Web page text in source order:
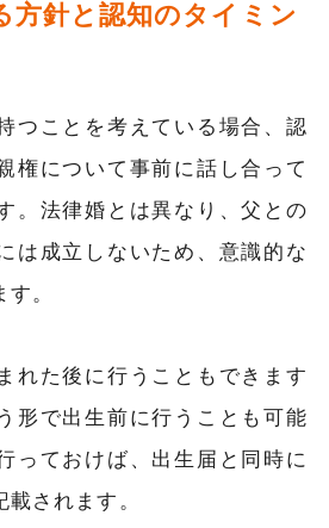
方針と認知のタイミン
つことを考えている場合、認
権について事前に話し合って
。法律婚とは異なり、父との
は成立しないため、意識的な
。
れた後に行うこともできます
形で出生前に行うことも可能
っておけば、出生届と同時に
されます。